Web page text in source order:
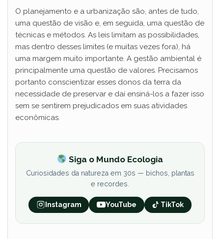
O planejamento e a urbanização são, antes de tudo,
uma questão de visão e, em seguida, uma questão de
técnicas e métodos. As leis limitam as possibilidades,
mas dentro desses limites (e muitas vezes fora), há
uma margem muito importante. A gestão ambiental é
principalmente uma questão de valores. Precisamos
portanto conscientizar esses donos da terra da
necessidade de preservar e daí ensiná-los a fazer isso
sem se sentirem prejudicados em suas atividades
econômicas.
Siga o Mundo Ecologia
Curiosidades da natureza em 30s — bichos, plantas
e recordes.
Instagram YouTube TikTok